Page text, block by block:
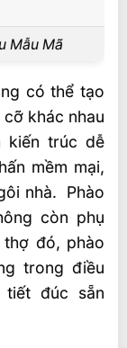
Mẫu Mã
có thể tạo
khác nhau
kiến trúc dễ
mềm mại,
nhà. Phào
còn phụ
đó, phào
trong điều
tiết đúc sẵn